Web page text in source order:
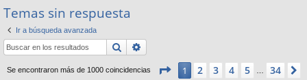
pi
do
s
Temas sin respuesta
Ir a búsqueda avanzada
Buscar
Se encontraron más de 1000 coincidencias Página de 34
1 2 3 4 5 34